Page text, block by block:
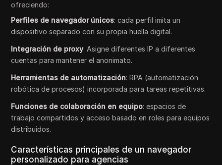
ofreciendo:
Perfiles de navegador únicos: cada perfil imita un
dispositivo separado con su propia huella digital.
Integración de proxy: Asigne diferentes IP a diferentes
cuentas para mantener el anonimato.
Herramientas de automatización: RPA (automatización
robótica de procesos) incorporada para tareas repetitivas.
Funciones de colaboración en equipo: espacios de
trabajo compartidos y acceso basado en roles para equipos
distribuidos.
Características principales de un navegador
personalizado para agencias